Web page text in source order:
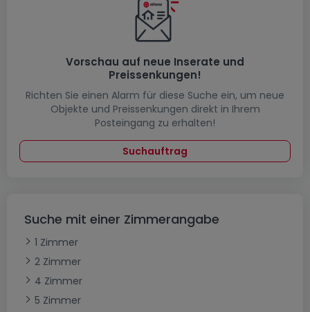
Vorschau auf neue Inserate und
Preissenkungen!
Richten Sie einen Alarm für diese Suche ein, um neue
Objekte und Preissenkungen direkt in Ihrem
Posteingang zu erhalten!
Suchauftrag
Suche mit einer Zimmerangabe
1 Zimmer
2 Zimmer
4 Zimmer
5 Zimmer